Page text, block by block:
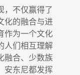
，不仅赢得了
化的融合与进
作为一个文化
人们相互理解
融合、少数族
安东尼都发挥